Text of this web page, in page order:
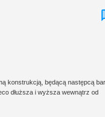
konstrukcją, będącą następcą
dłuższa i wyższa wewnątrz od